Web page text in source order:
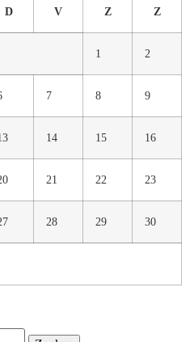
D V Z Z
1 2
7 8 9
14 15 16
21 22 23
28 29 30